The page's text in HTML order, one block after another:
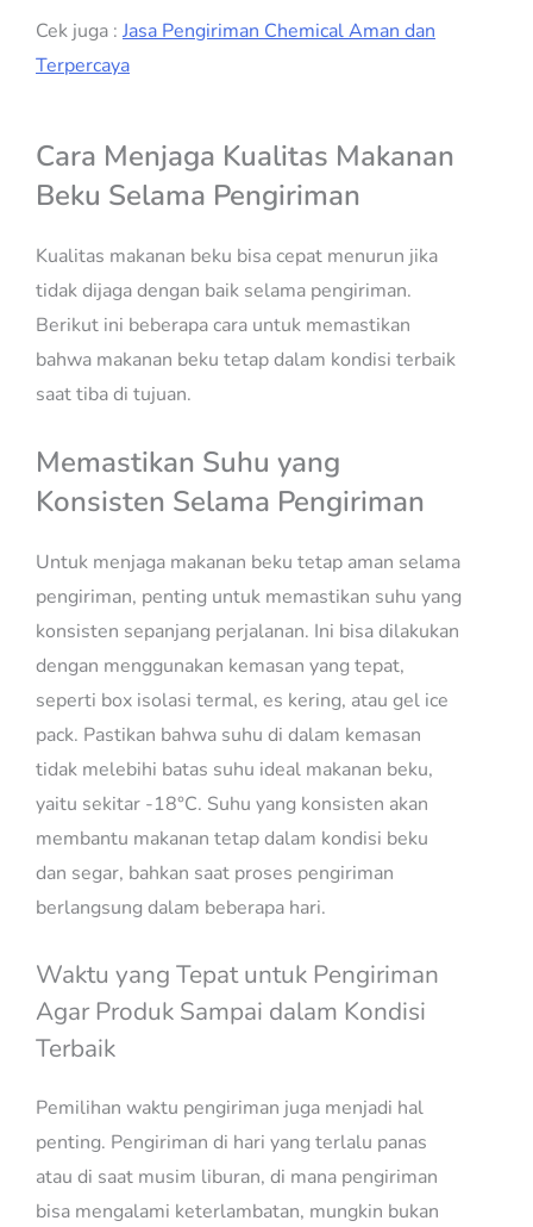
Cek juga : Jasa Pengiriman Chemical Aman dan
Terpercaya
Cara Menjaga Kualitas Makanan
Beku Selama Pengiriman
Kualitas makanan beku bisa cepat menurun jika
tidak dijaga dengan baik selama pengiriman.
Berikut ini beberapa cara untuk memastikan
bahwa makanan beku tetap dalam kondisi terbaik
saat tiba di tujuan.
Memastikan Suhu yang
Konsisten Selama Pengiriman
Untuk menjaga makanan beku tetap aman selama
pengiriman, penting untuk memastikan suhu yang
konsisten sepanjang perjalanan. Ini bisa dilakukan
dengan menggunakan kemasan yang tepat,
seperti box isolasi termal, es kering, atau gel ice
pack. Pastikan bahwa suhu di dalam kemasan
tidak melebihi batas suhu ideal makanan beku,
yaitu sekitar -18°C. Suhu yang konsisten akan
membantu makanan tetap dalam kondisi beku
dan segar, bahkan saat proses pengiriman
berlangsung dalam beberapa hari.
Waktu yang Tepat untuk Pengiriman
Agar Produk Sampai dalam Kondisi
Terbaik
Pemilihan waktu pengiriman juga menjadi hal
penting. Pengiriman di hari yang terlalu panas
atau di saat musim liburan, di mana pengiriman
bisa mengalami keterlambatan, mungkin bukan